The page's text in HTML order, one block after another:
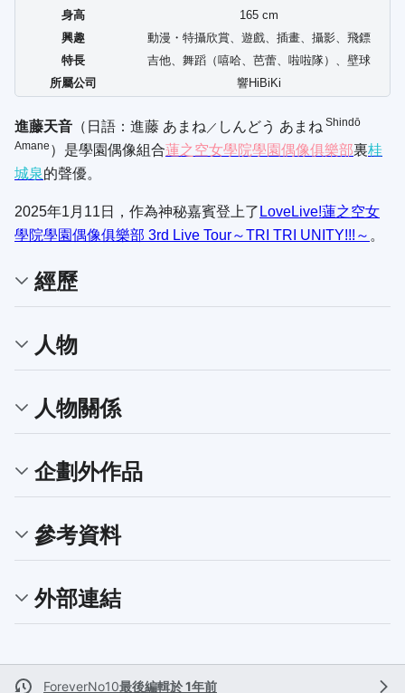
身高
165 cm
興趣
動漫・特攝欣賞、遊戲、插畫、攝影、飛鏢
特長
吉他、舞蹈（嘻哈、芭蕾、啦啦隊）、壁球
所屬公司
響HiBiKi
進藤天音 （日語： 進藤 あまね ／ しんどう あまね Shindō
Amane ）是學園偶像組合蓮之空女學院學園偶像俱樂部裏桂
城泉的聲優。
2025年1月11日，作為神秘嘉賓登上了 LoveLive!蓮之空女
學院學園偶像俱樂部 3rd Live Tour～TRI TRI UNITY!!!～ 。
經歷
人物
人物關係
企劃外作品
參考資料
外部連結
ForeverNo10最後編輯於 1年前